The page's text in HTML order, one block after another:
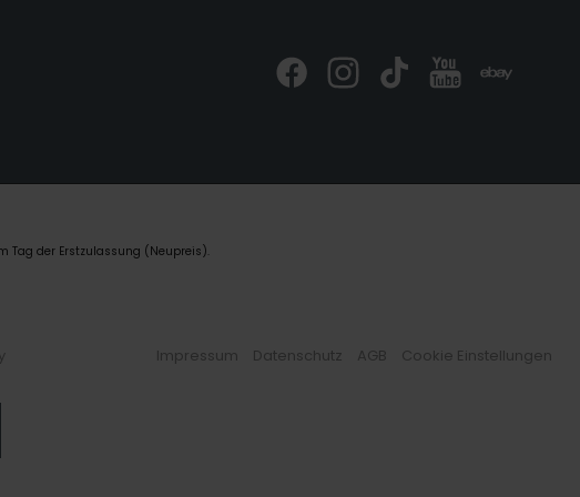
Tag der Erstzulassung (Neupreis).
Impressum Datenschutz AGB Cookie Einstellungen